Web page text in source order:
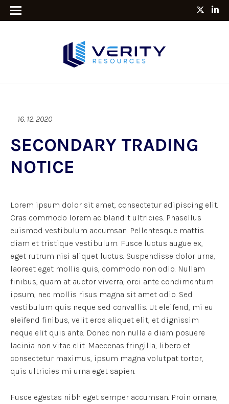
16. 12. 2020
SECONDARY TRADING
NOTICE
Lorem ipsum dolor sit amet, consectetur adipiscing elit.
Cras commodo lorem ac blandit ultricies. Phasellus
euismod vestibulum accumsan. Pellentesque mattis
diam et tristique vestibulum. Fusce luctus augue ex,
eget rutrum nisi aliquet luctus. Suspendisse dolor urna,
laoreet eget mollis quis, commodo non odio. Nullam
finibus, quam at auctor viverra, orci ante condimentum
ipsum, nec mollis risus magna sit amet odio. Sed
vestibulum quis neque sed convallis. Ut eleifend, mi eu
eleifend finibus, velit eros aliquet elit, et dignissim
neque elit quis ante. Donec non nulla a diam posuere
lacinia non vitae elit. Maecenas fringilla, libero et
consectetur maximus, ipsum magna volutpat tortor,
quis ultricies mi urna eget sapien.
Fusce egestas nibh eget semper accumsan. Proin ornare,